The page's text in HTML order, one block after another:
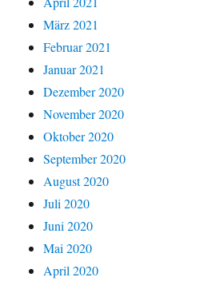
März 2021
Februar 2021
Januar 2021
Dezember 2020
November 2020
Oktober 2020
September 2020
August 2020
Juli 2020
Juni 2020
Mai 2020
April 2020